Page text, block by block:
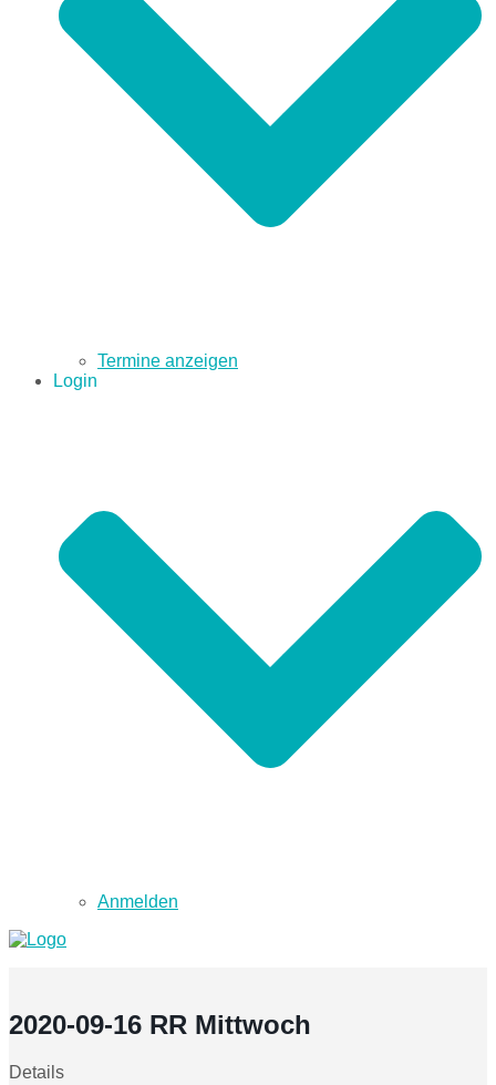
Termine anzeigen
Login
Anmelden
2020-09-16 RR Mittwoch
Details